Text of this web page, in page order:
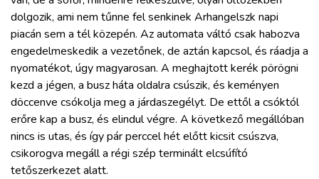
dolgozik, ami nem tűnne fel senkinek Arhangelszk napi
piacán sem a tél közepén. Az automata váltó csak habozva
engedelmeskedik a vezetőnek, de aztán kapcsol, és ráadja a
nyomatékot, úgy magyarosan. A meghajtott kerék pörögni
kezd a jégen, a busz háta oldalra csúszik, és keményen
döccenve csókolja meg a járdaszegélyt. De ettől a csóktól
erőre kap a busz, és elindul végre. A következő megállóban
nincs is utas, és így pár perccel hét előtt kicsit csúszva,
csikorogva megáll a régi szép terminált elcsúfító
tetőszerkezet alatt.